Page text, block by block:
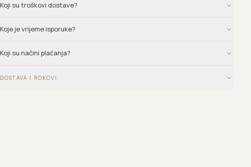
Koji su troškovi dostave?
Koje je vrijeme isporuke?
Koji su načini plaćanja?
DOSTAVA I ROKOVI